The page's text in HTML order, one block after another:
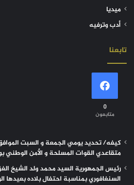
ميديا
أدب وترفيه
تابعنا
0
متابعون
متقاعدي القوات المسلحة و الأمن الوطني
رئيس الجمهورية السيد محمد ولد الشيخ
السنغافوري بمناسبة احتفال بلاده بعيدها